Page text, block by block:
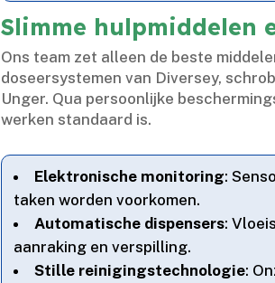
Slimme hulpmiddelen
Ons team zet alleen de beste
doseersystemen van Diversey,
Unger.​ Qua persoonlijke
werken standaard is.​
Elektronische monitoring:
taken worden voorkomen.​
Automatische dispensers:
aanraking en verspilling.​
Stille reinigingstechnologie: